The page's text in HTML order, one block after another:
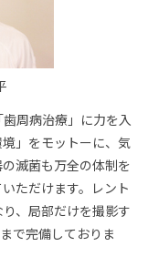
周病治療」に力を入
」をモットーに、気
滅菌も万全の体制を
ただけます。レント
、局部だけを撮影す
で完備しておりま